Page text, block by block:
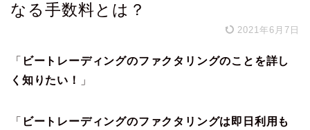
なる手数料とは？
2021年6月7日
「 ビートレーディングのファクタリングのことを詳し
く知りたい！
」
「 ビートレーディングのファクタリングは即日利用も